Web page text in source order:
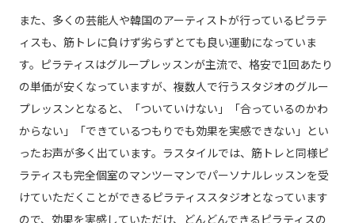
また、多くの芸能人や韓国のアーティストが行っているピラテ
ィスも、筋トレに負けず劣らずとても良い運動になっていま
す。ピラティスはグループレッスンが主流で、格安で1回あたり
の単価が安くなっていますが、複数人で行うスタジオのグルー
プレッスンとなると、「ついていけない」「合っているのかわ
からない」「できているつもりでも効果を実感できない」とい
ったお声が多く出ています。ラスタイルでは、筋トレと同様ピ
ラティスも完全個室のマンツーマンでパーソナルレッスンを受
けていただくことができるピラティススタジオとなっています
ので、効果を実感していただけ、どんどんできるピラティスの